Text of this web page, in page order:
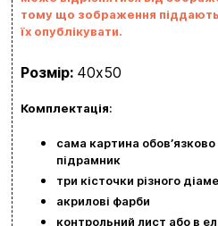
тому що зображення
їх опублікувати.
Розмір: 40х50
Комплектація:
сама картина
підрамник
три кісточки різного
акрилові фарби
контрольний лист або в